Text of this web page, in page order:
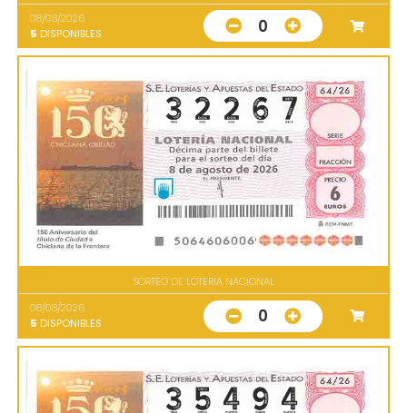
08/08/2026
5 DISPONIBLES 0
SORTEO DE LOTERIA NACIONAL
08/08/2026
5 DISPONIBLES 0